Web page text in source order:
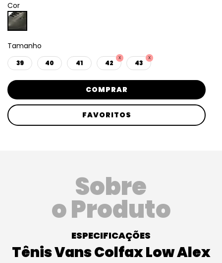
Cor
Tamanho
39 40 41 42 43
COMPRAR
FAVORITOS
Sobre
o Produto
ESPECIFICAÇÕES
Tênis Vans Colfax Low Alex